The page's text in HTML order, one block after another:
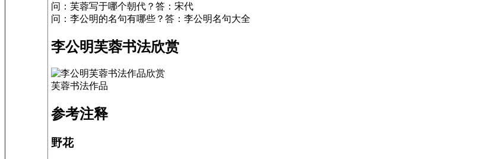
问：芙蓉写于哪个朝代？答：宋代
问：李公明的名句有哪些？答：李公明名句大全
李公明芙蓉书法欣赏
芙蓉书法作品
参考注释
野花